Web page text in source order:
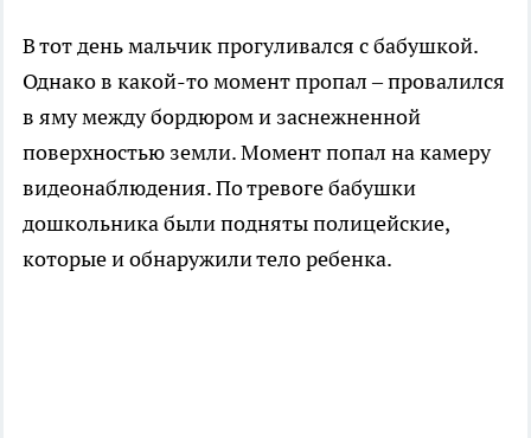
В тот день мальчик прогуливался с бабушкой.
Однако в какой-то момент пропал – провалился
в яму между бордюром и заснежненной
поверхностью земли. Момент попал на камеру
видеонаблюдения. По тревоге бабушки
дошкольника были подняты полицейские,
которые и обнаружили тело ребенка.